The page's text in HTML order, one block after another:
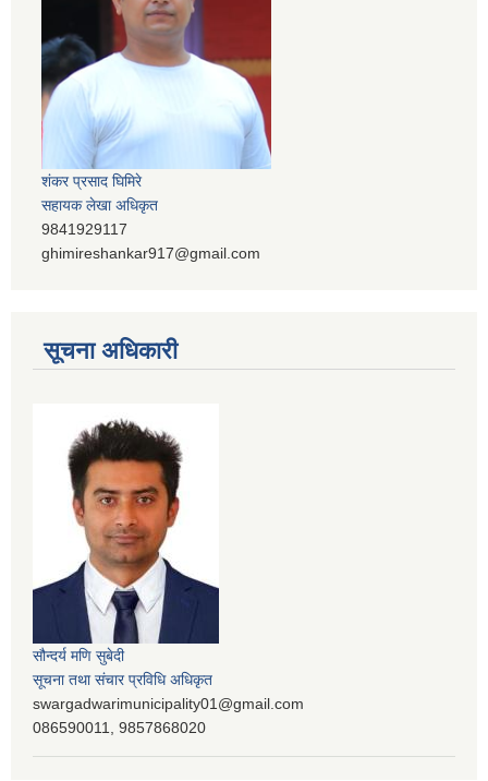
शंकर प्रसाद घिमिरे
सहायक लेखा अधिकृत
9841929117
ghimireshankar917@gmail.com
सूचना अधिकारी
सौन्दर्य मणि सुबेदी
सूचना तथा संचार प्रविधि अधिकृत
swargadwarimunicipality01@gmail.com
086590011, 9857868020